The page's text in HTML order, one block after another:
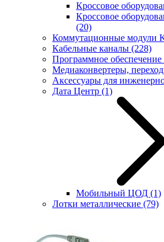
Кроссовое
Кроссовое
(20)
Коммутационные модули
Кабельные каналы (228)
Программное обеспечение
Медиаконвертеры,
Аксессуары для
Дата Центр (1)
Мобильный ЦОД (1)
Лотки металлические (79)